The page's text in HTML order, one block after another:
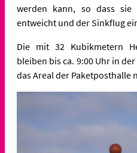
werden kann, so dass sie
entweicht und der Sinkflug
Die mit 32 Kubikmetern
bleiben bis ca. 9:00 Uhr in
das Areal der Paketposthalle